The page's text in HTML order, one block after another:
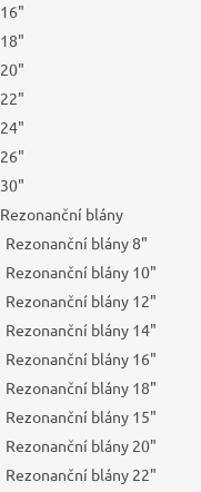
16"
18"
20"
22"
24"
26"
30"
Rezonanční blány
Rezonanční blány 8"
Rezonanční blány 10"
Rezonanční blány 12"
Rezonanční blány 14"
Rezonanční blány 16"
Rezonanční blány 18"
Rezonanční blány 15"
Rezonanční blány 20"
Rezonanční blány 22"